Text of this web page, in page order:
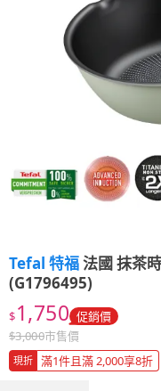
Tefal 特福法國 抹茶
(G1796495)
$1,750 促銷價
$3,000市售價
現折 滿1件且滿 2,000享8折